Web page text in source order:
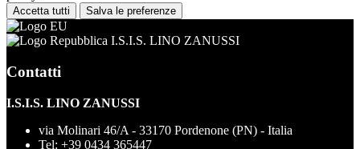
Accetta tutti Salva le preferenze
I.S.I.S. LINO ZANUSSI
Contatti
I.S.I.S. LINO ZANUSSI
via Molinari 46/A - 33170 Pordenone (PN) - Italia
Tel: +39 0434 365447